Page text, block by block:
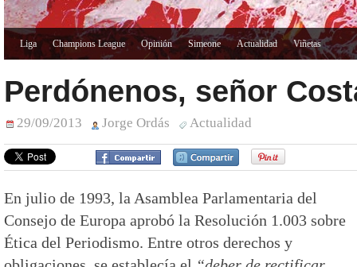
Liga Champions League Opinión Simeone Actualidad Viñetas
Perdónenos, señor
29/09/2013 Jorge Ordás Actualidad
En julio de 1993, la Asamblea Parlamentaria del
Consejo de Europa aprobó la Resolución 1.003 sobre
Ética del Periodismo. Entre otros derechos y